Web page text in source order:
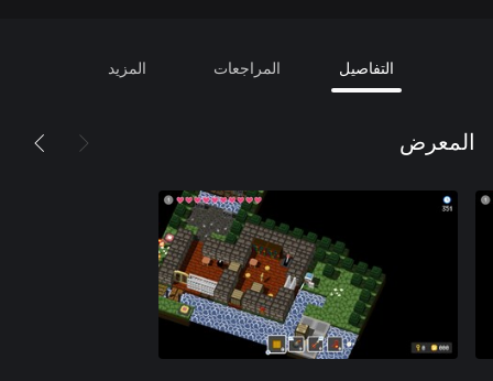
التفاصيل المراجعات المزيد
المعرض